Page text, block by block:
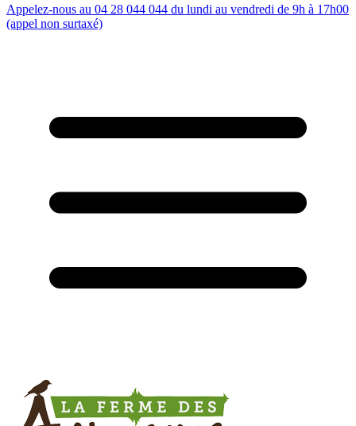
Appelez-nous au 04 28 044 044 du lundi au vendredi de 9h à 17h00
(appel non surtaxé)